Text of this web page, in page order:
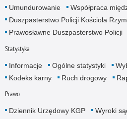
Umundurowanie
Współpraca
Duszpasterstwo Policji Kościoła
Prawosławne Duszpasterstwo Policji
Statystyka
Informacje Ogólne statystyki
Kodeks karny
Ruch drogowy
Prawo
Dziennik Urzędowy KGP Wyroki